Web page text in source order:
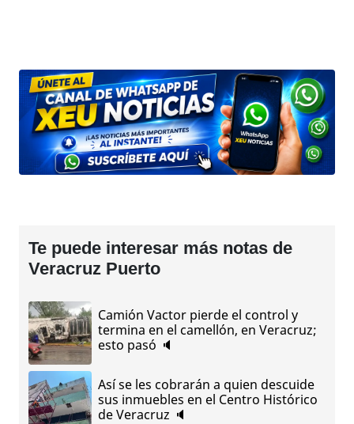
Te puede interesar más notas de
Veracruz Puerto
Camión Vactor pierde el control y
termina en el camellón, en Veracruz;
esto pasó 🔈
Así se les cobrarán a quien descuide
sus inmuebles en el Centro Histórico
de Veracruz 🔈